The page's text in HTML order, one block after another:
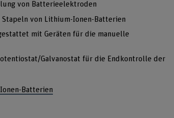
von Batterieelektroden
von Lithium-Ionen-Batterien
mit Geräten für die manuelle
Galvanostat für die Endkontrolle der
Batterien